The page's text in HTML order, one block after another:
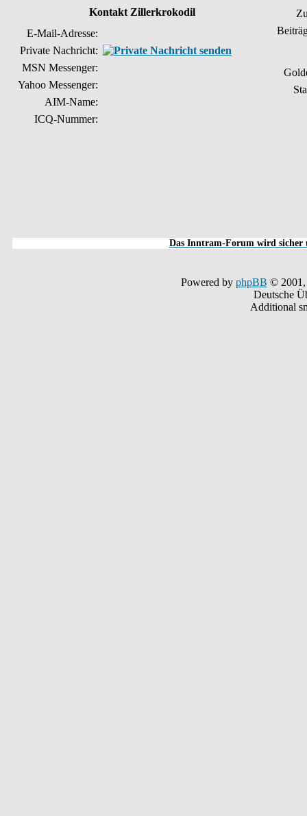
Kontakt Zillerkrokodil
E-Mail-Adresse:
Private Nachricht:
MSN Messenger:
Yahoo Messenger:
AIM-Name:
ICQ-Nummer:
Das Inntram-Forum wird sicher
Powered by phpBB © 2001,
Deutsche
Additional